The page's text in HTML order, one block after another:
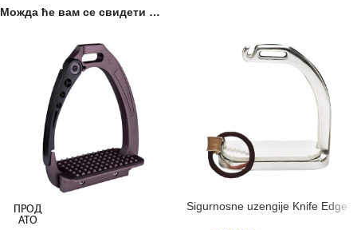
Можда ће вам се свидети …
ПРОД
АТО
Sigurnosne uzengije Knife Edge